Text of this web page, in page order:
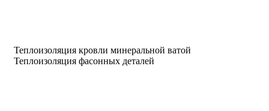
Теплоизоляция кровли минеральной ватой
Теплоизоляция фасонных деталей